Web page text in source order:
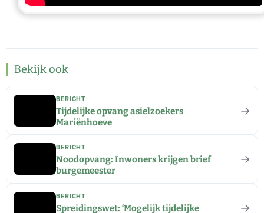
Bekijk ook
BERICHT
Tijdelijke opvang asielzoekers
Mariënhoeve
→
BERICHT
Noodopvang: Inwoners krijgen brief
burgemeester
→
BERICHT
Spreidingswet: ‘Mogelijk tijdelijke
→